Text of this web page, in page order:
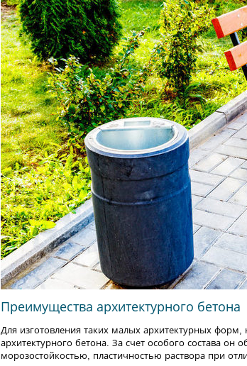
Преимущества архитектурного бетона
Для изготовления таких малых архитектурных
архитектурного бетона. За счет особого состава
морозостойкостью, пластичностью раствора при